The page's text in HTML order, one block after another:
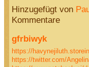
Hinzugefügt von
Kommentare
gfrbiwyk
https://
https://twitter.com/